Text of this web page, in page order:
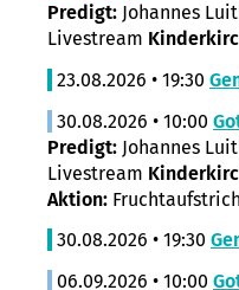
Predigt: Johannes
Livestream
23.08.2026 • 19:30
30.08.2026 • 10:00
Predigt: Johannes
Livestream
Aktion: Fruchtaufstrich
30.08.2026 • 19:30
06.09.2026 • 10:00